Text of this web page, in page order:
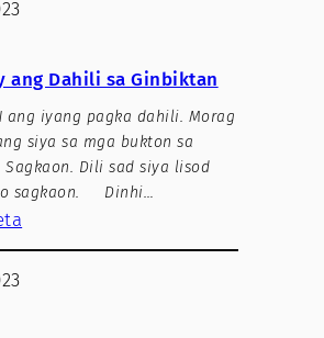
ang Dahili sa Ginbiktan
ang iyang pagka dahili. Morag
siya sa mga bukton sa
Sagkaon. Dili sad siya lisod
o sagkaon. Dinhi…